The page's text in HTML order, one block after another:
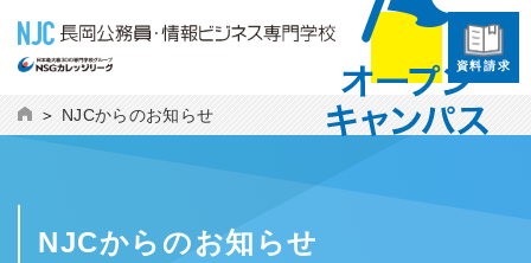
資料請求
NJCからのお知らせ
NJCからのお知らせ